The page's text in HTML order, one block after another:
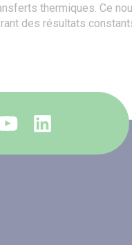
thermiques. Ce
des résultats